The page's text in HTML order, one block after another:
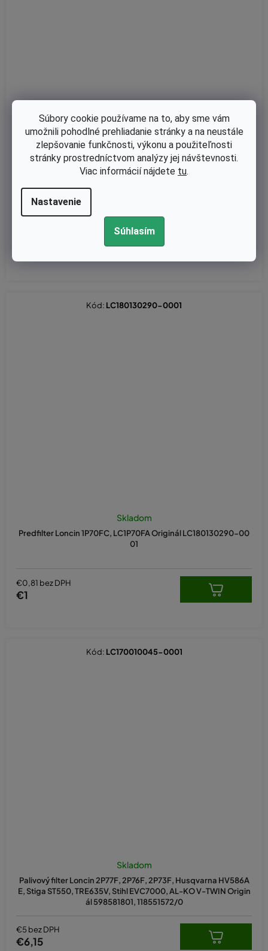
Súbory cookie používame na to, aby sme vám
umožnili pohodlné prehliadanie stránky a na neustále
zlepšovanie funkčnosti, výkonu a použiteľnosti
stránky prostredníctvom analýzy jej návštevnosti.
Viac informácií nájdete tu.
Nastavenie
Súhlasím
Vzduchový filter Loncin 2P76F, 2P73F, Stiga ST550, TRE635V, St
ihl EVC7000 Originál 00041404405, 118551590/0
Skladom
Predfilter Loncin 1P70FC, LC1P70FA Originál LC180130290-00
01
Skladom
€0,81 bez DPH
€1
Kód: LC180130290-0001
Palivový filter Loncin 2P77F, 2P76F, 2P73F, Husqvarna HV586A
E, Stiga ST550, TRE635V, Stihl EVC7000, AL-KO V-TWIN Origin
ál 598581801, 118551572/0
Skladom
€5 bez DPH
€6,15
Kód: LC170010045-0001